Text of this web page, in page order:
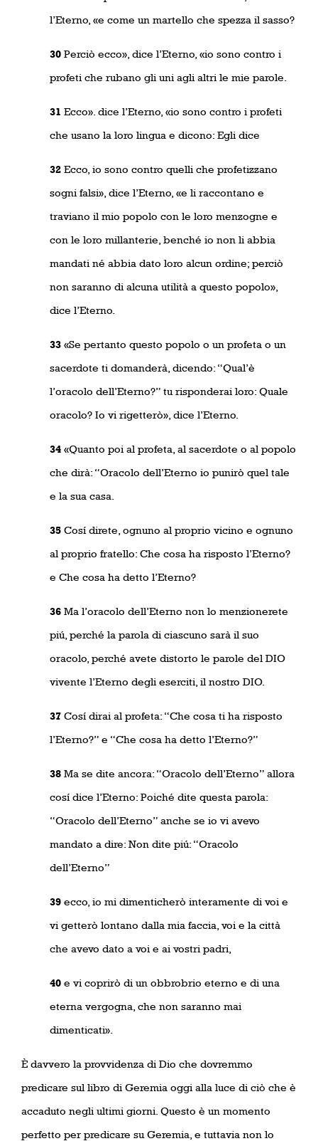
l’Eterno, «e come un martello che spezza il sasso?
30 Perciò ecco», dice l’Eterno, «io sono contro i
profeti che rubano gli uni agli altri le mie parole.
31 Ecco». dice l’Eterno, «io sono contro i profeti
che usano la loro lingua e dicono: Egli dice
32 Ecco, io sono contro quelli che profetizzano
sogni falsi», dice l’Eterno, «e li raccontano e
traviano il mio popolo con le loro menzogne e
con le loro millanterie, benché io non li abbia
mandati né abbia dato loro alcun ordine; perciò
non saranno di alcuna utilità a questo popolo»,
dice l’Eterno.
33 «Se pertanto questo popolo o un profeta o un
sacerdote ti domanderà, dicendo: “Qual’è
l’oracolo dell’Eterno?” tu risponderai loro: Quale
oracolo? Io vi rigetterò», dice l’Eterno.
34 «Quanto poi al profeta, al sacerdote o al popolo
che dirà: “Oracolo dell’Eterno io punirò quel tale
e la sua casa.
35 Cosí direte, ognuno al proprio vicino e ognuno
al proprio fratello: Che cosa ha risposto l’Eterno?
e Che cosa ha detto l’Eterno?
36 Ma l’oracolo dell’Eterno non lo menzionerete
piú, perché la parola di ciascuno sarà il suo
oracolo, perché avete distorto le parole del DIO
vivente l’Eterno degli eserciti, il nostro DIO.
37 Cosí dirai al profeta: “Che cosa ti ha risposto
l’Eterno?” e “Che cosa ha detto l’Eterno?”
38 Ma se dite ancora: “Oracolo dell’Eterno” allora
cosí dice l’Eterno: Poiché dite questa parola:
“Oracolo dell’Eterno” anche se io vi avevo
mandato a dire: Non dite piú: “Oracolo
dell’Eterno”
39 ecco, io mi dimenticherò interamente di voi e
vi getterò lontano dalla mia faccia, voi e la città
che avevo dato a voi e ai vostri padri,
40 e vi coprirò di un obbrobrio eterno e di una
eterna vergogna, che non saranno mai
dimenticati».
È davvero la provvidenza di Dio che dovremmo
predicare sul libro di Geremia oggi alla luce di ciò che è
accaduto negli ultimi giorni. Questo è un momento
perfetto per predicare su Geremia, e tuttavia non lo